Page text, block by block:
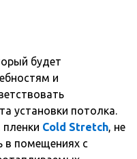
будет
и
установки потолка.
Cold Stretch, не
в помещениях с